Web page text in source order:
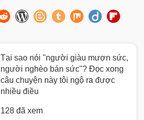
Tại sao nói "người giàu mượn sức,
người nghèo bán sức"? Đọc xong
câu chuyện này tôi ngộ ra được
nhiều điều
128 đã xem